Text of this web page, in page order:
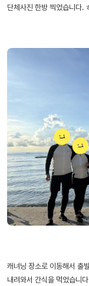
단체사진 한방 찍었습니다.
캐녀닝 장소로 이동해서 출
내려와서 간식을 먹었습니